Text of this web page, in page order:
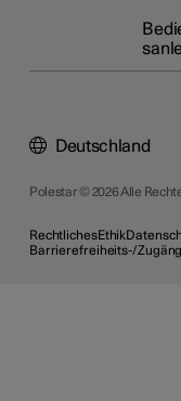
Polestar © 2026 Alle
RechtlichesEthik
Barrierefreiheits-/
Deutschland